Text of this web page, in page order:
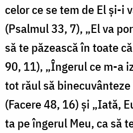
celor ce se tem de El şi-i
(Psalmul 33, 7), „El va
să te păzească în toate
90, 11), „Îngerul ce m-a
tot răul să
(Facere 48, 16) şi „Iată,
ta pe îngerul Meu, ca să